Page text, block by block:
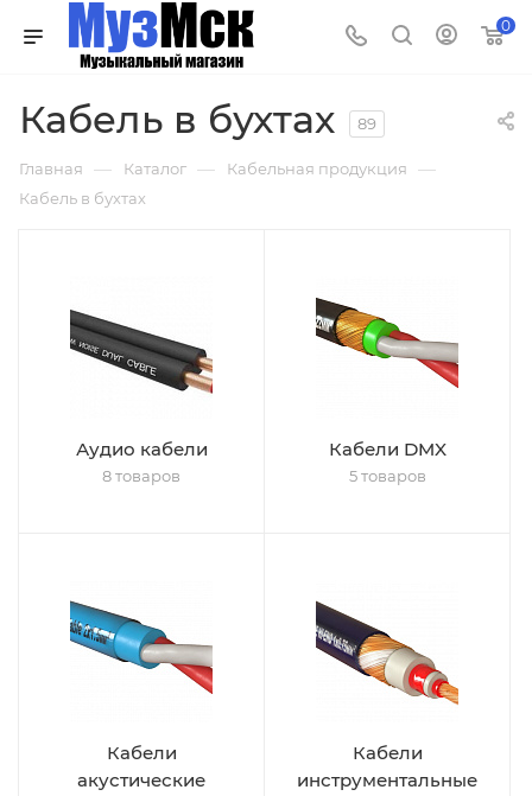
0
Кабель в бухтах 89
Главная — Каталог — Кабельная продукция —
Кабель в бухтах
Аудио кабели
8 товаров
Кабели DMX
5 товаров
Кабели
акустические
Кабели
инструментальные